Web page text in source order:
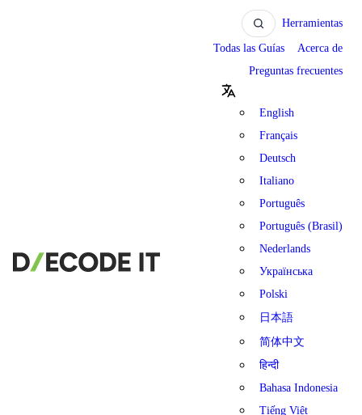
Herramientas
Todas las Guías
Acerca de
Preguntas frecuentes
English
Français
Deutsch
Italiano
Português
Português (Brasil)
Nederlands
Українська
Polski
日本語
简体中文
हिन्दी
Bahasa Indonesia
Tiếng Việt